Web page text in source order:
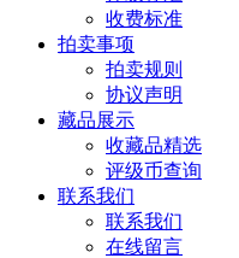
收费标准
拍卖事项
拍卖规则
协议声明
藏品展示
收藏品精选
评级币查询
联系我们
联系我们
在线留言